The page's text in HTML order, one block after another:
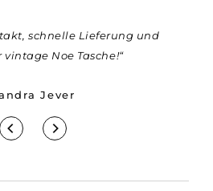
schnelle Lieferung und
vintage Noe Tasche!“
Jever